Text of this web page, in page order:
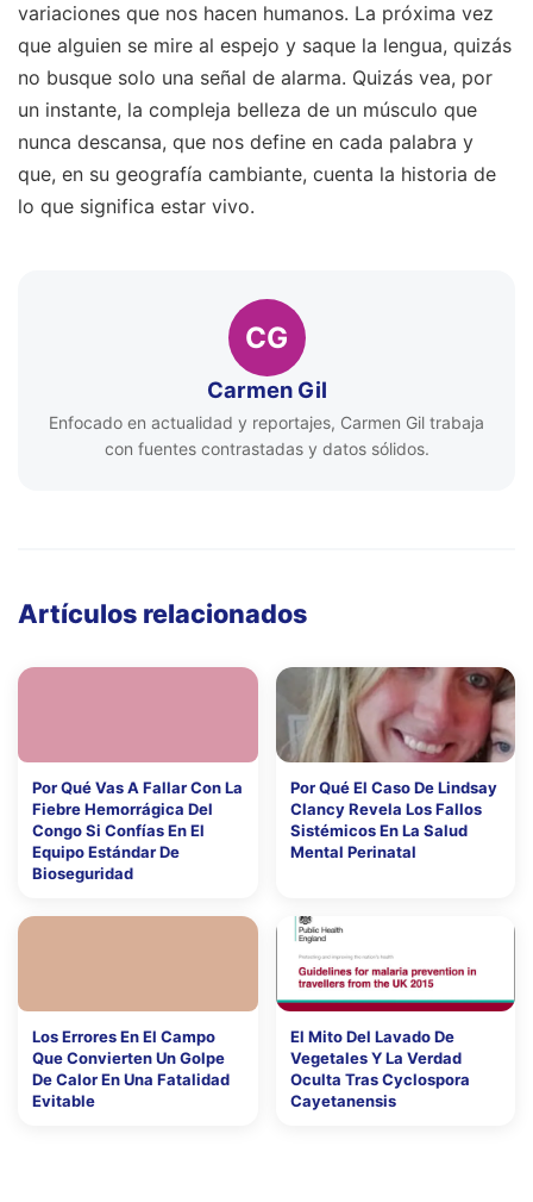
variaciones que nos hacen humanos. La próxima vez
que alguien se mire al espejo y saque la lengua, quizás
no busque solo una señal de alarma. Quizás vea, por
un instante, la compleja belleza de un músculo que
nunca descansa, que nos define en cada palabra y
que, en su geografía cambiante, cuenta la historia de
lo que significa estar vivo.
CG
Carmen Gil
Enfocado en actualidad y reportajes, Carmen Gil trabaja
con fuentes contrastadas y datos sólidos.
Artículos relacionados
Por Qué Vas A Fallar Con La
Fiebre Hemorrágica Del
Congo Si Confías En El
Equipo Estándar De
Bioseguridad
Por Qué El Caso De Lindsay
Clancy Revela Los Fallos
Sistémicos En La Salud
Mental Perinatal
Los Errores En El Campo
Que Convierten Un Golpe
De Calor En Una Fatalidad
Evitable
El Mito Del Lavado De
Vegetales Y La Verdad
Oculta Tras Cyclospora
Cayetanensis